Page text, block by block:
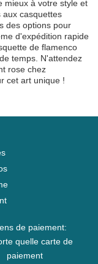
mieux à votre style et
aux casquettes
des options pour
d'expédition rapide
de flamenco
temps. N'attendez
rose chez
cet art unique !
de paiement:
quelle carte de
paiement